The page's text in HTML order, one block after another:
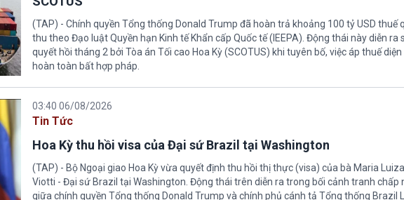
(TAP) - Chính quyền Tổng thống Donald Trump đã hoàn trả khoảng 100 tỷ USD thuế
thu theo Đạo luật Quyền hạn Kinh tế Khẩn cấp Quốc tế (IEEPA). Động thái này diễn ra
quyết hồi tháng 2 bởi Tòa án Tối cao Hoa Kỳ (SCOTUS) khi tuyên bố, việc áp thuế
hoàn toàn bất hợp pháp.
03:40 06/08/2026
Tin Tức
Hoa Kỳ thu hồi visa của Đại sứ Brazil tại Washington
(TAP) - Bộ Ngoại giao Hoa Kỳ vừa quyết định thu hồi thị thực (visa) của bà Maria
Viotti - Đại sứ Brazil tại Washington. Động thái trên diễn ra trong bối cảnh tranh chấp
giữa chính quyền Tổng thống Donald Trump và chính phủ cánh tả Tổng thống Brazil